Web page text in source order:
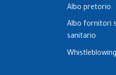
Albo pretorio
Albo fornitori
sanitario
Whistleblowing